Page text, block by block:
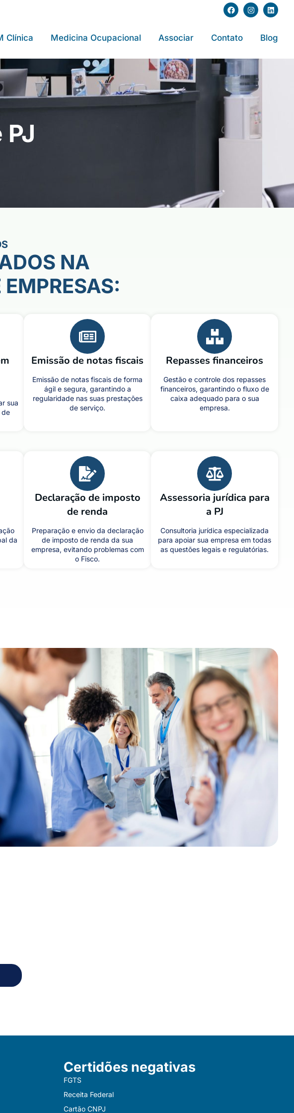
Clínica Medicina Ocupacional Associar Contato Blog
NA
sua
de
Emissão de notas fiscais
Emissão de notas fiscais de forma
ágil e segura, garantindo a
regularidade nas suas prestações
de serviço.
Repasses financeiros
Gestão e controle dos repasses
financeiros, garantindo o fluxo de
caixa adequado para o sua
empresa.
da
Declaração de imposto
de renda
Preparação e envio da declaração
de imposto de renda da sua
empresa, evitando problemas com
o Fisco.
Assessoria jurídica para
a PJ
Consultoria jurídica especializada
para apoiar sua empresa em todas
as questões legais e regulatórias.
Certidões negativas
FGTS
Receita Federal
Cartão CNPJ